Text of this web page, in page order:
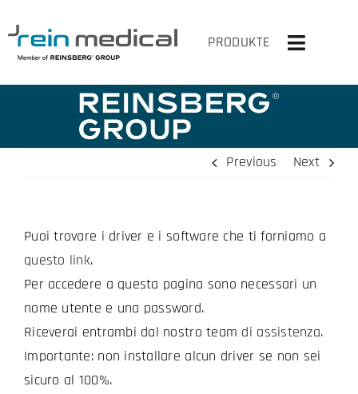
to
content
PRODUKTE
Toggle
HOME
SOLUZIONI
VIRTUALMENTE SU
L’AZIENDA
CONTATTACI
Previous Next
Puoi trovare i driver e i software che ti forniamo a
questo link.
Per accedere a questa pagina sono necessari un
nome utente e una password.
Riceverai entrambi dal nostro team di assistenza.
Importante: non installare alcun driver se non sei
sicuro al 100%.